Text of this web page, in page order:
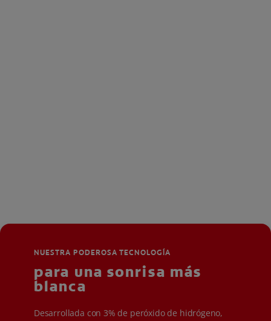
NUESTRA PODEROSA TECNOLOGÍA
para una sonrisa más
blanca
Desarrollada con 3% de peróxido de hidrógeno,